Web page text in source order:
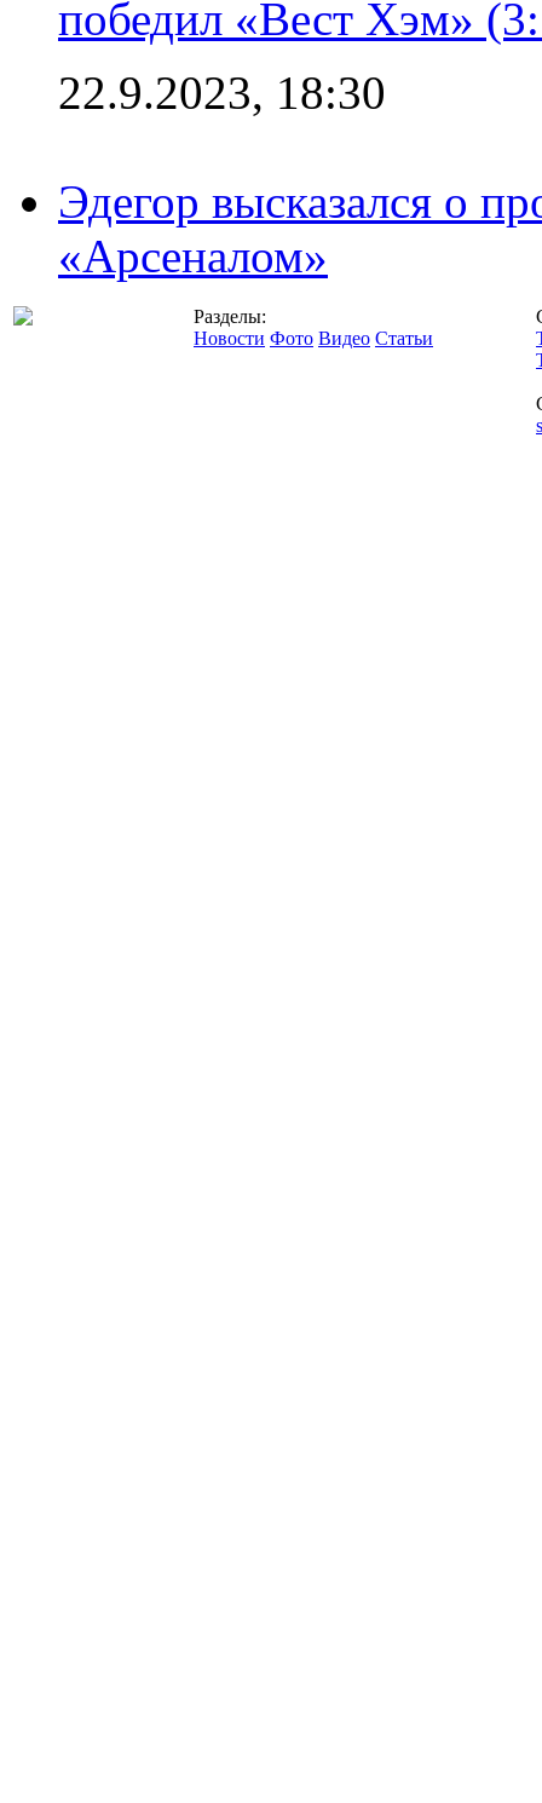
победил «Вест Хэм»
22.9.2023, 18:30
Эдегор высказался о
«Арсеналом»
Разделы:
Новости Фото Видео Статьи